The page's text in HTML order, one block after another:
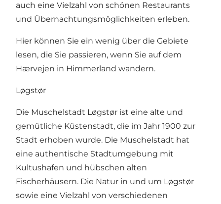
auch eine Vielzahl von schönen Restaurants
und Übernachtungsmöglichkeiten erleben.
Hier können Sie ein wenig über die Gebiete
lesen, die Sie passieren, wenn Sie auf dem
Hærvejen in Himmerland wandern.
Løgstør
Die Muschelstadt Løgstør ist eine alte und
gemütliche Küstenstadt, die im Jahr 1900 zur
Stadt erhoben wurde. Die Muschelstadt hat
eine authentische Stadtumgebung mit
Kultushafen und hübschen alten
Fischerhäusern. Die Natur in und um Løgstør
sowie eine Vielzahl von verschiedenen